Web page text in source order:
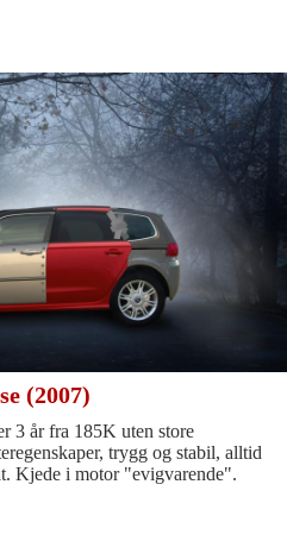
(2007)
3 år fra 185K uten store
trygg og stabil, alltid
Kjede i motor "evigvarende".